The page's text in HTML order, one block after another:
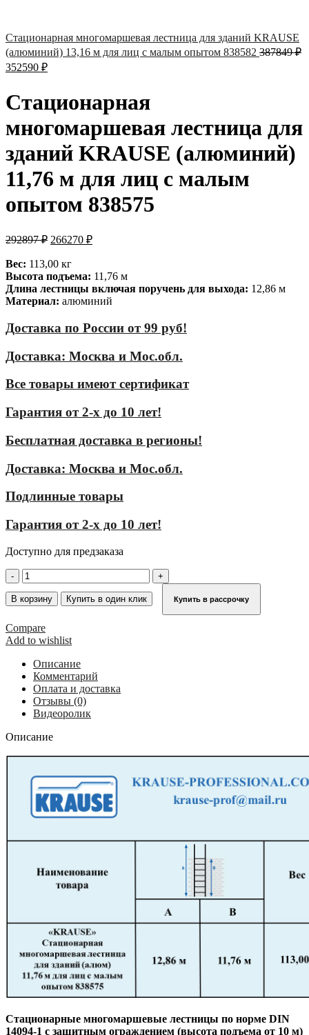
Стационарная многомаршевая лестница для зданий KRAUSE
(алюминий) 13,16 м для лиц с малым опытом 838582 387849₽
352590 ₽
Стационарная
многомаршевая лестница для
зданий KRAUSE (алюминий)
11,76 м для лиц с малым
опытом 838575
292897₽ 266270 ₽
Вес: 113,00 кг
Высота подъема: 11,76 м
Длина лестницы включая поручень для выхода: 12,86 м
Материал: алюминий
Доставка по России от 99 руб!
Доставка: Москва и Мос.обл.
Все товары имеют сертификат
Гарантия от 2-х до 10 лет!
Бесплатная доставка в регионы!
Доставка: Москва и Мос.обл.
Подлинные товары
Гарантия от 2-х до 10 лет!
Доступно для предзаказа
Количество
товара
Стационарная
лестница
для
зданий
KRAUSE
(алюминий)
11,76
м
для
с
опытом
838575
В корзину Купить в один клик Купить в рассрочку
Compare
Add to wishlist
Описание
Комментарий
Оплата и доставка
Отзывы (0)
Видеоролик
Описание
Стационарные многомаршевые лестницы по норме DIN
14094-1 с защитным ограждением (высота подъема от 10 м)